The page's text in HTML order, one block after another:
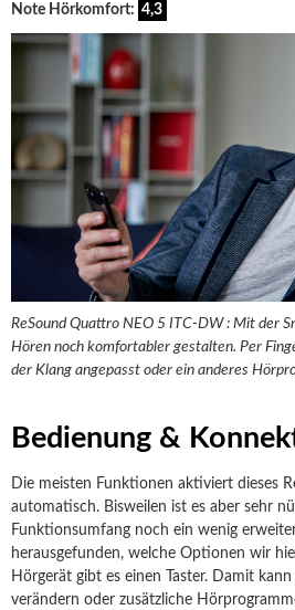
Note Hörkomfort: 4,3
ReSound Quattro NEO 5 ITC-DW : Mit der
Hören noch komfortabler gestalten. Per
der Klang angepasst oder ein anderes
Bedienung &
Die meisten Funktionen aktiviert dieses
automatisch. Bisweilen ist es aber sehr
Funktionsumfang noch ein wenig
herausgefunden, welche Optionen wir
Hörgerät gibt es einen Taster. Damit
verändern oder zusätzliche